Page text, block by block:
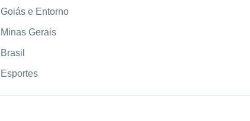
Goiás e Entorno
Minas Gerais
Brasil
Esportes